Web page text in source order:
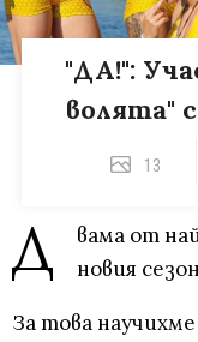
"ДА!":
волята"
13
Д
вама от
новия
За това